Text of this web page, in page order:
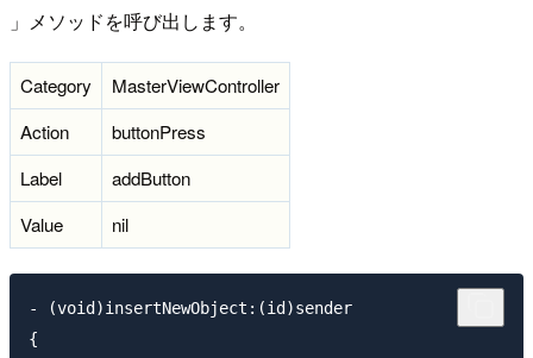
」メソッドを呼び出します。
Category
MasterViewController
Action
buttonPress
Label
addButton
Value
nil
- (void)insertNewObject:(id)sender
{